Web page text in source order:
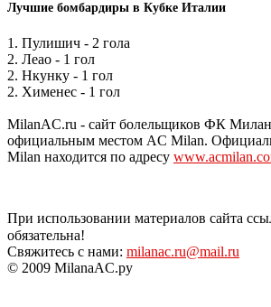
Лучшие бомбардиры в Кубке Италии
1. Пулишич - 2 гола
2. Леао - 1 гол
2. Нкунку - 1 гол
2. Хименес - 1 гол
MilanAC.ru - сайт болельщиков ФК Милан
официальным местом AC Milan.
Milan находится по адресу
При использовании материалов сайта
обязательна!
Свяжитесь с нами: milanac.ru@mail.ru
© 2009 MilanaAC.ру